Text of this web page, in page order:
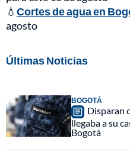
💧 Cortes de agua en
agosto
Últimas Noticias
BOGOTÁ
Disparan
llegaba a su
Bogotá